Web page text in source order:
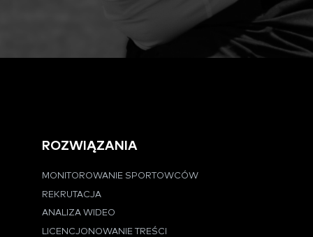
ROZWIĄZANIA
MONITOROWANIE SPORTOWCÓW
REKRUTACJA
ANALIZA WIDEO
LICENCJONOWANIE TREŚCI